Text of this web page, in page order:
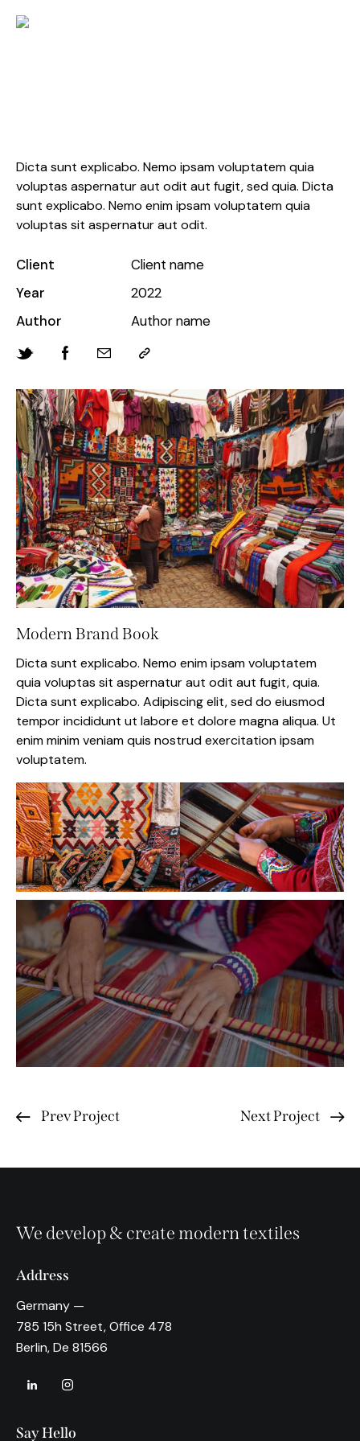
Dicta sunt explicabo. Nemo ipsam voluptatem quia
voluptas aspernatur aut odit aut fugit, sed quia. Dicta
sunt explicabo. Nemo enim ipsam voluptatem quia
voluptas sit aspernatur aut odit.
Client
Client name
Year
2022
Author
Author name
Modern Brand Book
Dicta sunt explicabo. Nemo enim ipsam voluptatem
quia voluptas sit aspernatur aut odit aut fugit, quia.
Dicta sunt explicabo. Adipiscing elit, sed do eiusmod
tempor incididunt ut labore et dolore magna aliqua. Ut
enim minim veniam quis nostrud exercitation ipsam
voluptatem.
Prev Project Next Project
We develop & create modern textiles
Address
Germany —
785 15h Street, Office 478
Berlin, De 81566
Say Hello